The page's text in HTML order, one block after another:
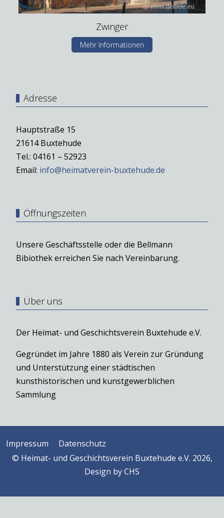
Zwinger
Mehr Informationen
Adresse
Hauptstraße 15
21614 Buxtehude
Tel.: 04161 – 52923
Email: info@heimatverein-buxtehude.de
Öffnungszeiten
Unsere Geschäftsstelle oder die Bellmann
Bibiothek erreichen Sie nach Vereinbarung.
Über uns
Der Heimat- und Geschichtsverein Buxtehude e.V.
Gegründet im Jahre 1880 als Verein zur Gründung
und Unterstützung einer städtischen
kunsthistorischen und kunstgewerblichen
Sammlung
Impressum
Datenschutz
© Heimat- und Geschichtsverein Buxtehude e.V. 2026,
Design byCHS